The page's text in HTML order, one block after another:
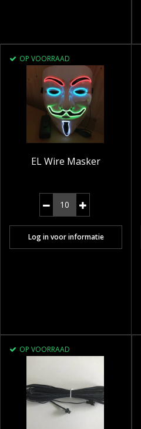
OP VOORRAAD
EL Wire Masker
Log in voor informatie
OP VOORRAAD